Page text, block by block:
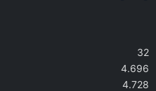
32
4.696
4.728